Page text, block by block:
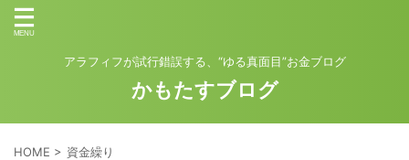
アラフィフが試行錯誤する、“ゆる真面目”お金ブログ
かもたすブログ
HOME > 資金繰り